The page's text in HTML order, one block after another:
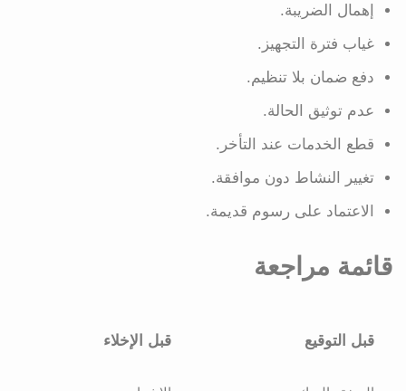
إهمال الضريبة.
غياب فترة التجهيز.
دفع ضمان بلا تنظيم.
عدم توثيق الحالة.
قطع الخدمات عند التأخر.
تغيير النشاط دون موافقة.
الاعتماد على رسوم قديمة.
قائمة مراجعة
قبل التوقيع قبل الإخلاء